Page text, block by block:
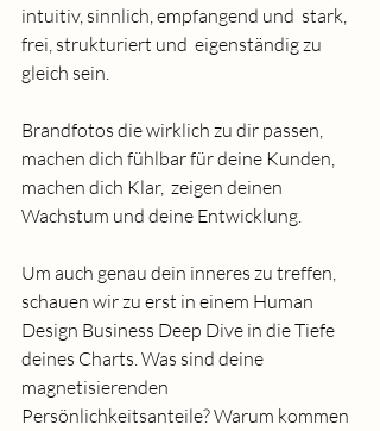
intuitiv, sinnlich, empfangend und  stark,
frei, strukturiert und  eigenständig zu
gleich sein.
Brandfotos die wirklich zu dir passen,
machen dich fühlbar für deine Kunden,
machen dich Klar,  zeigen deinen
Wachstum und deine Entwicklung.
Um auch genau dein inneres zu treffen,
schauen wir zu erst in einem Human
Design Business Deep Dive in die Tiefe
deines Charts. Was sind deine
magnetisierenden
Persönlichkeitsanteile? Warum kommen